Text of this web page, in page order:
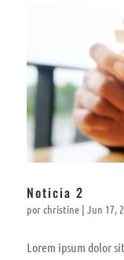
Noticia 2
porchristine| Jun 17,
Lorem ipsum dolor